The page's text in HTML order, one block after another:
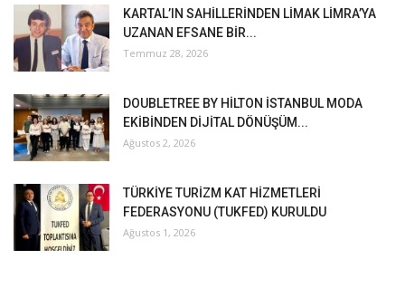
KARTAL’IN SAHİLLERİNDEN LİMAK LİMRA’YA
UZANAN EFSANE BİR...
Temmuz 28, 2026
DOUBLETREE BY HİLTON İSTANBUL MODA
EKİBİNDEN DİJİTAL DÖNÜŞÜM...
Ağustos 2, 2026
TÜRKİYE TURİZM KAT HİZMETLERİ
FEDERASYONU (TUKFED) KURULDU
Ağustos 1, 2026